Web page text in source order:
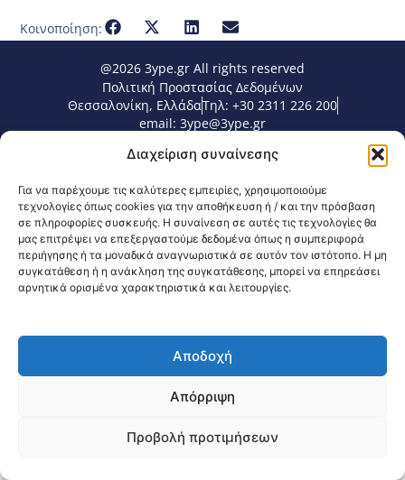
Διαχείριση συναίνεσης
Για να παρέχουμε τις καλύτερες εμπειρίες, χρησιμοποιούμε
τεχνολογίες όπως cookies για την αποθήκευση ή / και την πρόσβαση
σε πληροφορίες συσκευής. Η συναίνεση σε αυτές τις τεχνολογίες θα
μας επιτρέψει να επεξεργαστούμε δεδομένα όπως η συμπεριφορά
περιήγησης ή τα μοναδικά αναγνωριστικά σε αυτόν τον ιστότοπο. Η μη
συγκατάθεση ή η ανάκληση της συγκατάθεσης, μπορεί να επηρεάσει
αρνητικά ορισμένα χαρακτηριστικά και λειτουργίες.
Αποδοχή
Απόρριψη
Προβολή προτιμήσεων
Κοινοποίηση:
@2026 3ype.gr All rights reserved
Πολιτική Προστασίας Δεδομένων
Θεσσαλονίκη, ΕλλάδαΤηλ: +30 2311 226 200
email: 3ype@3ype.gr